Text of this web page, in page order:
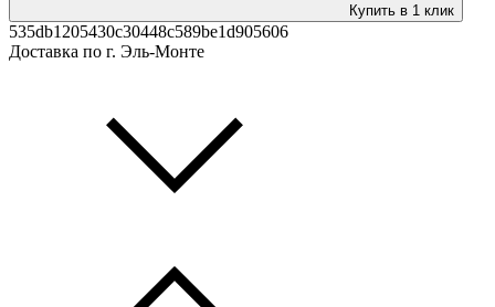
Купить в 1 клик
535db1205430c30448c589be1d905606
Доставка по г. Эль-Монте